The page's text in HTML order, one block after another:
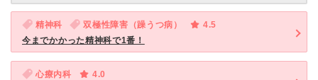
精神科 双極性障害（躁うつ病）
4.5
今までかかった精神科で1番！
心療内科
4.0